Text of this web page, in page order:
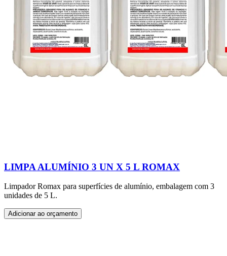
LIMPA ALUMÍNIO 3 UN X 5 L ROMAX
Limpador Romax para superfícies de alumínio, embalagem com 3
unidades de 5 L.
Adicionar ao orçamento